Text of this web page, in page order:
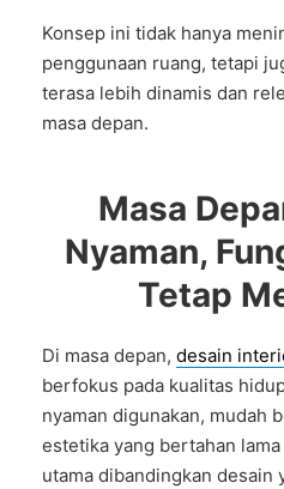
Konsep ini tidak hanya
penggunaan ruang, tetapi
terasa lebih dinamis dan
masa depan.
Masa
Nyaman,
Tetap
Di masa depan, desain
berfokus pada kualitas
nyaman digunakan, mudah
estetika yang bertahan
utama dibandingkan desain